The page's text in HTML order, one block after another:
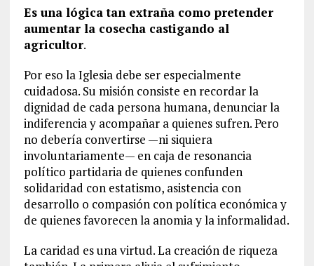
Es una lógica tan extraña como pretender
aumentar la cosecha castigando al
agricultor.
Por eso la Iglesia debe ser especialmente
cuidadosa. Su misión consiste en recordar la
dignidad de cada persona humana, denunciar la
indiferencia y acompañar a quienes sufren. Pero
no debería convertirse —ni siquiera
involuntariamente— en caja de resonancia
político partidaria de quienes confunden
solidaridad con estatismo, asistencia con
desarrollo o compasión con política económica y
de quienes favorecen la anomia y la informalidad.
La caridad es una virtud. La creación de riqueza